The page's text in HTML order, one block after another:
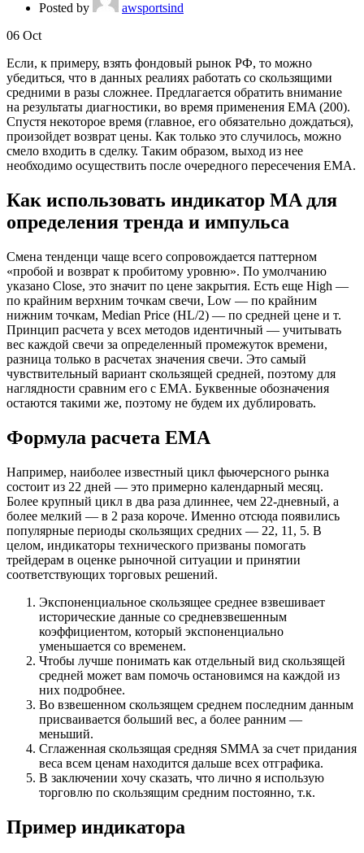
Posted by
awsportsind
06 Oct
Если, к примеру, взять фондовый рынок РФ, то можно
убедиться, что в данных реалиях работать со скользящими
средними в разы сложнее. Предлагается обратить внимание
на результаты диагностики, во время применения EMA (200).
Спустя некоторое время (главное, его обязательно дождаться),
произойдет возврат цены. Как только это случилось, можно
смело входить в сделку. Таким образом, выход из нее
необходимо осуществить после очередного пересечения EMA.
Как использовать индикатор MA для
определения тренда и импульса
Смена тенденци чаще всего сопровождается паттерном
«пробой и возврат к пробитому уровню». По умолчанию
указано Close, это значит по цене закрытия. Есть еще High —
по крайним верхним точкам свечи, Low — по крайним
нижним точкам, Median Price (HL/2) — по средней цене и т.
Принцип расчета у всех методов идентичный — учитывать
вес каждой свечи за определенный промежуток времени,
разница только в расчетах значения свечи. Это самый
чувствительный вариант скользящей средней, поэтому для
наглядности сравним его с EMA. Буквенные обозначения
остаются такими же, поэтому не будем их дублировать.
Формула расчета EMA
Например, наиболее известный цикл фьючерсного рынка
состоит из 22 дней — это примерно календарный месяц.
Более крупный цикл в два раза длиннее, чем 22-дневный, а
более мелкий — в 2 раза короче. Именно отсюда появились
популярные периоды скользящих средних — 22, 11, 5. В
целом, индикаторы технического призваны помогать
трейдерам в оценке рыночной ситуации и принятии
соответствующих торговых решений.
Экспоненциальное скользящее среднее взвешивает
исторические данные со средневзвешенным
коэффициентом, который экспоненциально
уменьшается со временем.
Чтобы лучше понимать как отдельный вид скользящей
средней может вам помочь остановимся на каждой из
них подробнее.
Во взвешенном скользящем среднем последним данным
присваивается больший вес, а более ранним —
меньший.
Сглаженная скользящая средняя SMMA за счет придания
веса всем ценам находится дальше всех отграфика.
В заключении хочу сказать, что лично я использую
торговлю по скользящим средним постоянно, т.к.
Пример индикатора